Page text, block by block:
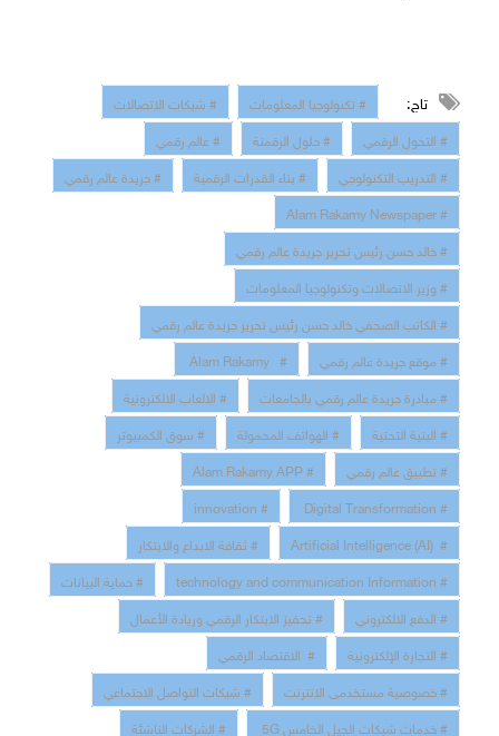
تاج: # تكنولوجيا المعلومات
# شبكات الاتصالات
# التحول الرقمي
# حلول الرقمنة
# عالم رقمي
# التدريب التكنولوجي
# بناء القدرات الرقمية
# جريدة عالم رقمي
# Alam Rakamy Newspaper
# خالد حسن رئيس تحرير جريدة عالم رقمي
# وزير الاتصالات وتكنولوجيا المعلومات
# الكاتب الصحفي خالد حسن رئيس تحرير جريدة عالم رقمي
# موقع جريدة عالم رقمي
# Alam Rakamy
# مبادرة جريدة عالم رقمي بالجامعات
# الالعاب الالكترونية
# البنية التحتية
# الهواتف المحمولة
# سوق الكمبيوتر
# تطبيق عالم رقمي
# Alam Rakamy APP
# Digital Transformation
# innovation
# Artificial Intelligence (AI)
# ثقافة الابداع والابتكار
# technology and communication Information
# حماية البيانات
# الدفع الالكتروني
# تحفيز الابتكار الرقمي وريادة الأعمال
# التجارة الإلكترونية
# الاقتصاد الرقمي
# خصوصية مستخدمى الانترنت
# شبكات التواصل الاجتماعي
# خدمات شبكات الجيل الخامس 5G
# الشركات الناشئة